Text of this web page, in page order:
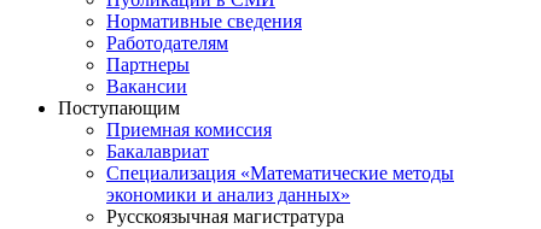
Нормативные сведения
Работодателям
Партнеры
Вакансии
Поступающим
Приемная комиссия
Бакалавриат
Специализация «Математические методы
экономики и анализ данных»
Русскоязычная магистратура